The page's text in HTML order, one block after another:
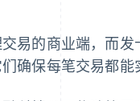
易的商业端，而
确保每笔交易都能